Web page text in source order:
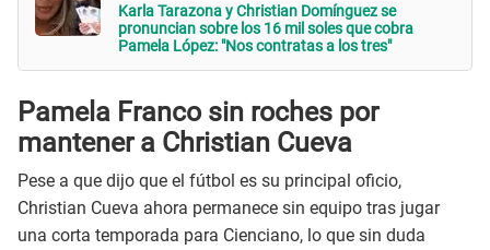
Karla Tarazona y Christian Domínguez se
pronuncian sobre los 16 mil soles que cobra
Pamela López: "Nos contratas a los tres"
Pamela Franco sin roches por
mantener a Christian Cueva
Pese a que dijo que el fútbol es su principal oficio,
Christian Cueva ahora permanece sin equipo tras jugar
una corta temporada para Cienciano, lo que sin duda